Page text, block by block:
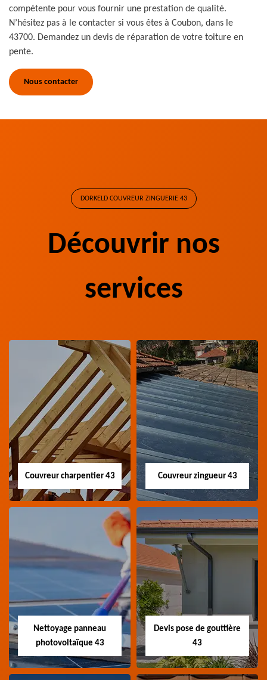
compétente pour vous fournir une prestation de qualité.
N’hésitez pas à le contacter si vous êtes à Coubon, dans le
43700. Demandez un devis de réparation de votre toiture en
pente.
Nous contacter
DORKELD COUVREUR ZINGUERIE 43
Découvrir nos
services
Couvreur charpentier 43
Couvreur
charpentier 43
Artisan couvreur
charpentier 43 Haute-
Couvreur zingueur 43
Couvreur zingueur
Artisan couvreur
zingueur 43 Haute-Loire
Nettoyage panneau
photovoltaïque 43
Devis pose de gouttière
43